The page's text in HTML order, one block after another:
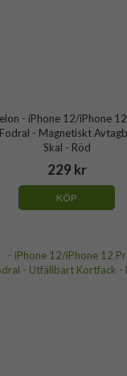
- iPhone 12/iPhone
- Magnetiskt
Skal - Röd
229 kr
KÖP